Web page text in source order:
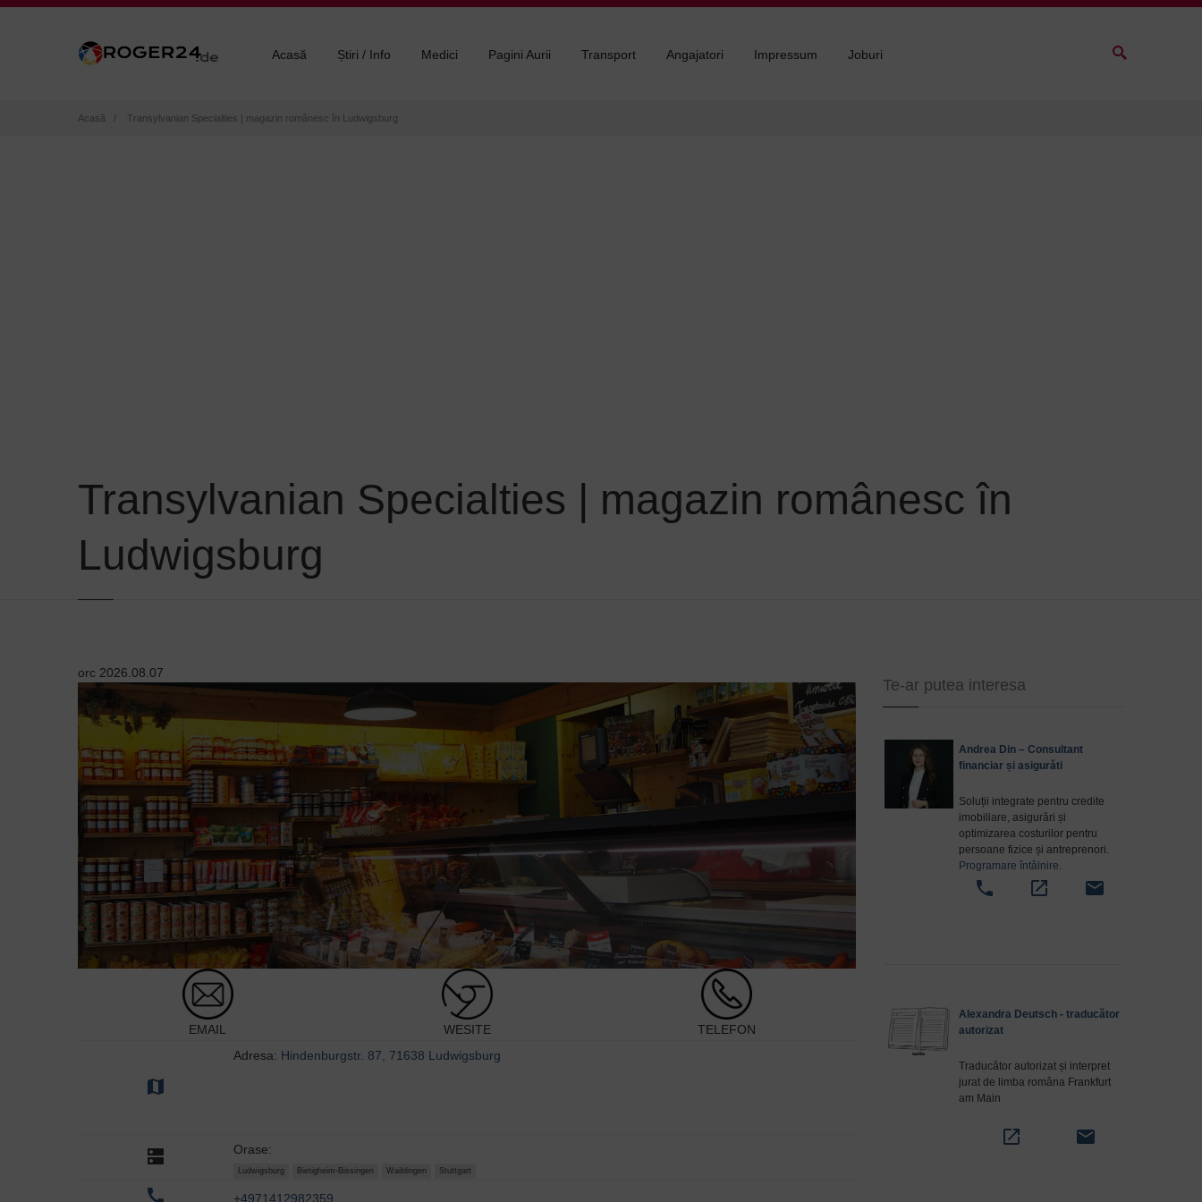
Acasă Știri / Info Medici Pagini Aurii Transport Angajatori Impressum Joburi
Breadcrumb
Acasă Transylvanian Specialties | magazin românesc în Ludwigsburg
Transylvanian Specialties | magazin românesc în
Ludwigsburg
orc 2026.08.07
EMAIL WESITE TELEFON
map
Adresa: Hindenburgstr. 87, 71638 Ludwigsburg
dns Orase:
Ludwigsburg Bietigheim-Bissingen Waiblingen Stuttgart
call +4971412982359
Te-ar putea interesa
Andrea Din – Consultant
financiar și asigurăti
Soluții integrate pentru credite
imobiliare, asigurări și
optimizarea costurilor pentru
persoane fizice și antreprenori.
Programare întâlnire.
phone open_in_new email
Alexandra Deutsch - traducător
autorizat
Traducător autorizat și interpret
jurat de limba româna Frankfurt
am Main
open_in_new email